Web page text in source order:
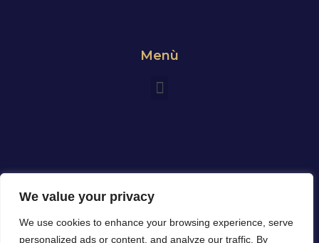
We value your privacy
We use cookies to enhance your browsing experience, serve
personalized ads or content, and analyze our traffic. By
Menù